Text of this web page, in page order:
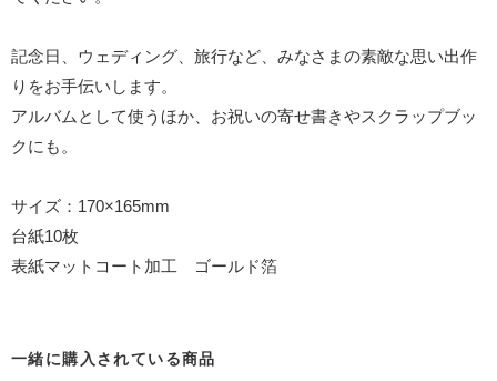
記念日、ウェディング、旅行など、みなさまの素敵な思い出作
りをお手伝いします。
アルバムとして使うほか、お祝いの寄せ書きやスクラップブッ
クにも。
サイズ：170×165mm
台紙10枚
表紙マットコート加工 ゴールド箔
一緒に購入されている商品